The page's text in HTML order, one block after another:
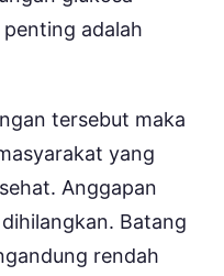
adalah
tersebut maka
yang
Anggapan
Batang
rendah